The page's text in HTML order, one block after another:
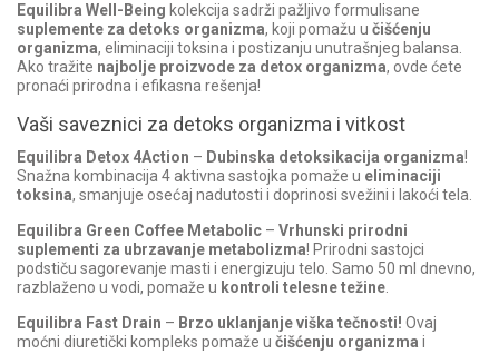
Equilibra Well-Being kolekcija sadrži pažljivo formulisane
suplemente za detoks organizma, koji pomažu u čišćenju
organizma, eliminaciji toksina i postizanju unutrašnjeg balansa.
Ako tražite najbolje proizvode za detox organizma, ovde ćete
pronaći prirodna i efikasna rešenja!
Vaši saveznici za detoks organizma i vitkost
Equilibra Detox 4Action – Dubinska detoksikacija organizma!
Snažna kombinacija 4 aktivna sastojka pomaže u eliminaciji
toksina, smanjuje osećaj nadutosti i doprinosi svežini i lakoći tela.
Equilibra Green Coffee Metabolic – Vrhunski prirodni
suplementi za ubrzavanje metabolizma! Prirodni sastojci
podstiču sagorevanje masti i energizuju telo. Samo 50 ml dnevno,
razblaženo u vodi, pomaže u kontroli telesne težine
Equilibra Fast Drain – Brzo uklanjanje viška tečnosti! Ovaj
moćni diuretički kompleks pomaže u čišćenju organizma i